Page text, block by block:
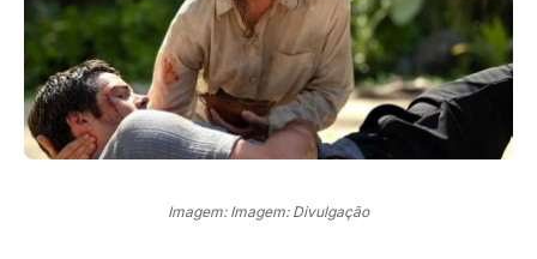
Imagem: Imagem: Divulgação